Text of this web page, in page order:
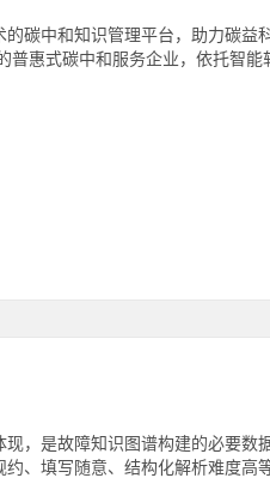
碳中和知识管理平台，助力碳益
惠式碳中和服务企业，依托智能
，是故障知识图谱构建的必要数
、填写随意、结构化解析难度高